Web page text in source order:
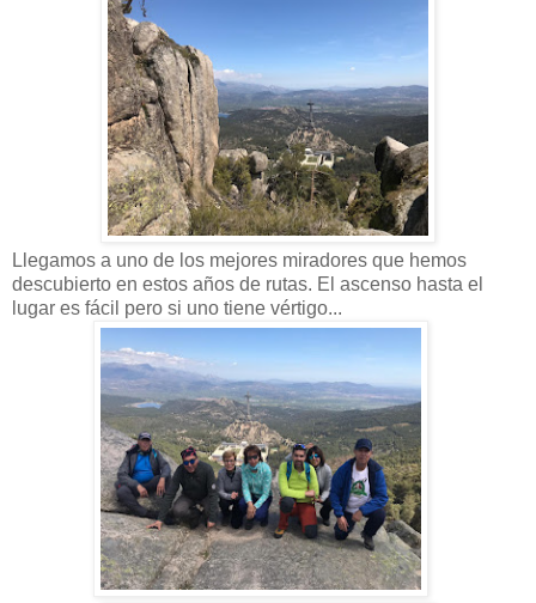
Llegamos a uno de los mejores miradores que hemos
descubierto en estos años de rutas. El ascenso hasta el
lugar es fácil pero si uno tiene vértigo...